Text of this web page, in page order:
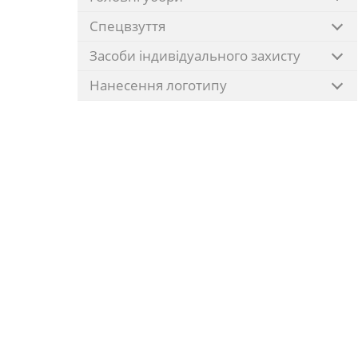
Спецвзуття
Засоби індивідуального захисту
Нанесення логотипу